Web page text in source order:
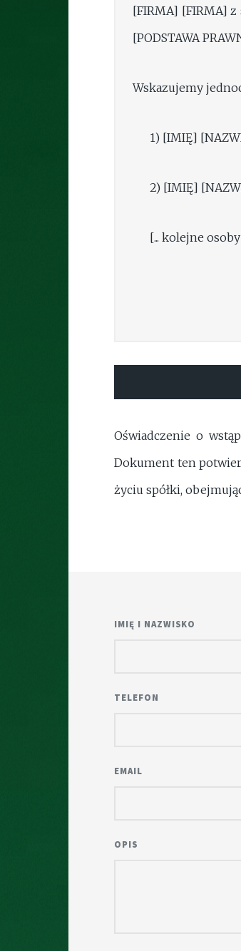
[FIRMA] [FIRMA] z
[PODSTAWA
Wskazujemy
1) [IMIĘ]
2) [IMIĘ]
[... kolejne osoby
Oświadczenie o
Dokument ten
życiu spółki,
IMIĘ I NAZWISKO
TELEFON
EMAIL
OPIS